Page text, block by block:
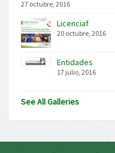
27 octubre, 2016
Licenciaf
20 octubre, 2016
Entidades
17 julio, 2016
See All Galleries